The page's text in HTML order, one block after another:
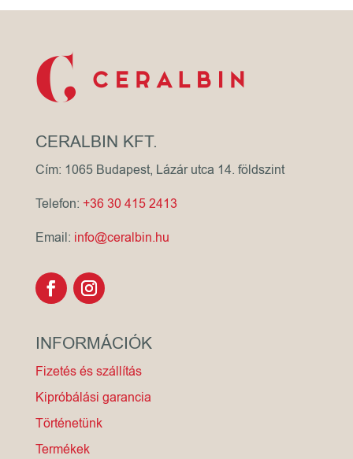
CERALBIN KFT.
Cím: 1065 Budapest, Lázár utca 14. földszint
Telefon: +36 30 415 2413
Email: info@ceralbin.hu
INFORMÁCIÓK
Fizetés és szállítás
Kipróbálási garancia
Történetünk
Termékek